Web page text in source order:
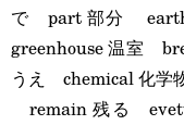
で part 部分
greenhouse 温室
うえ chemical 化
remain 残る